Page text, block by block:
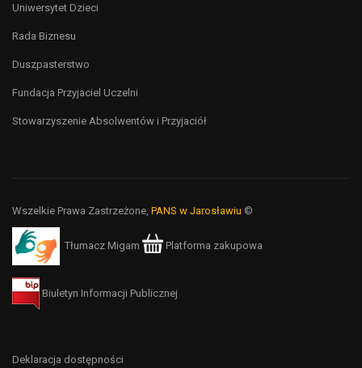
Uniwersytet Dzieci
Rada Biznesu
Duszpasterstwo
Fundacja Przyjaciel Uczelni
Stowarzyszenie Absolwentów i Przyjaciół
Wszelkie Prawa Zastrzeżone, PANS w Jarosławiu ©
Tłumacz Migam Platforma zakupowa
Biuletyn Informacji Publicznej
Deklaracja dostępności